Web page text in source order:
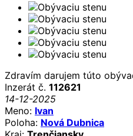
Zdravím darujem túto
Inzerát č. 112621
14-12-2025
Meno: Ivan
Poloha: Nová Dubnica